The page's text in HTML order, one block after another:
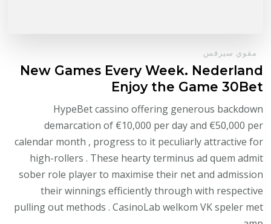
مقوي سيرفس
New Games Every Week. Nederland
Enjoy the Game 30Bet
HypeBet cassino offering generous backdown
demarcation of €10,000 per day and €50,000 per
calendar month , progress to it peculiarly attractive for
high-rollers . These hearty terminus ad quem admit
sober role player to maximise their net and admission
their winnings efficiently through with respective
pulling out methods . CasinoLab welkom VK speler met